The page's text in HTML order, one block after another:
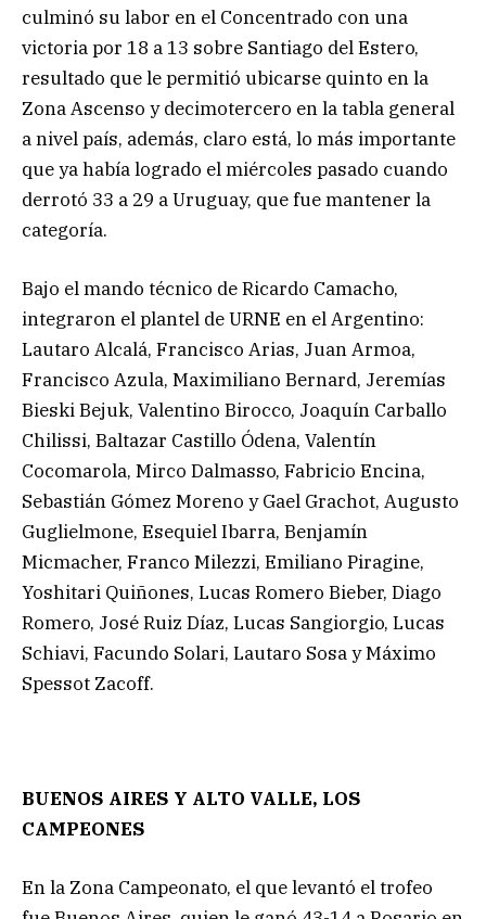
culminó su labor en el Concentrado con una
victoria por 18 a 13 sobre Santiago del Estero,
resultado que le permitió ubicarse quinto en la
Zona Ascenso y decimotercero en la tabla general
a nivel país, además, claro está, lo más importante
que ya había logrado el miércoles pasado cuando
derrotó 33 a 29 a Uruguay, que fue mantener la
categoría.
Bajo el mando técnico de Ricardo Camacho,
integraron el plantel de URNE en el Argentino:
Lautaro Alcalá, Francisco Arias, Juan Armoa,
Francisco Azula, Maximiliano Bernard, Jeremías
Bieski Bejuk, Valentino Birocco, Joaquín Carballo
Chilissi, Baltazar Castillo Ódena, Valentín
Cocomarola, Mirco Dalmasso, Fabricio Encina,
Sebastián Gómez Moreno y Gael Grachot, Augusto
Guglielmone, Esequiel Ibarra, Benjamín
Micmacher, Franco Milezzi, Emiliano Piragine,
Yoshitari Quiñones, Lucas Romero Bieber, Diago
Romero, José Ruiz Díaz, Lucas Sangiorgio, Lucas
Schiavi, Facundo Solari, Lautaro Sosa y Máximo
Spessot Zacoff.
BUENOS AIRES Y ALTO VALLE, LOS
CAMPEONES
En la Zona Campeonato, el que levantó el trofeo